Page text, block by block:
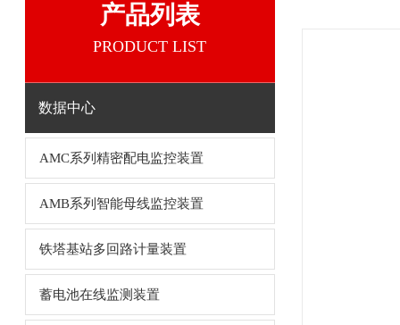
产品列表
PRODUCT LIST
数据中心
AMC系列精密配电监控装置
AMB系列智能母线监控装置
铁塔基站多回路计量装置
蓄电池在线监测装置